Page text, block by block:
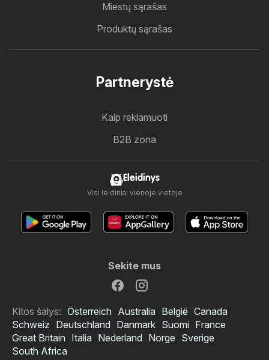
Miestų sąrašas
Produktų sąrašas
Partnerystė
Kaip reklamuoti
B2B zona
Eleidinys
Visi leidiniai vienoje vietoje
Sekite mus
Kitos šalys: Österreich Australia België Canada
Schweiz Deutschland Danmark Suomi France
Great Britain Italia Nederland Norge Sverige
South Africa